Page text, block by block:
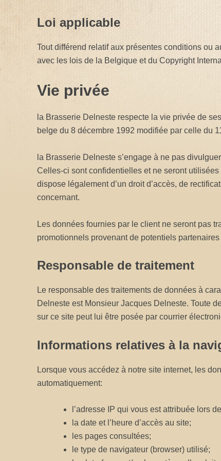
Loi applicable
Tout différend relatif aux présentes conditions ou
avec les lois de la Belgique et du Copyright
Vie privée
la Brasserie Delneste respecte la vie privée de
belge du 8 décembre 1992 modifiée par celle du
la Brasserie Delneste s’engage à ne pas
Celles-ci sont confidentielles et ne seront
dispose légalement d’un droit d’accès, de
concernant.
Les données fournies par le client ne seront pas
promotionnels provenant de potentiels
Responsable de traitement
Le responsable des traitements de données à
Delneste est Monsieur Jacques Delneste. Toute
sur ce site peut lui être posée par courrier
Informations relatives à la
Lorsque vous accédez à notre site internet, les
automatiquement:
l’adresse IP qui vous est attribuée lors
la date et l’heure d’accès au site;
les pages consultées;
le type de navigateur (browser) utilisé;